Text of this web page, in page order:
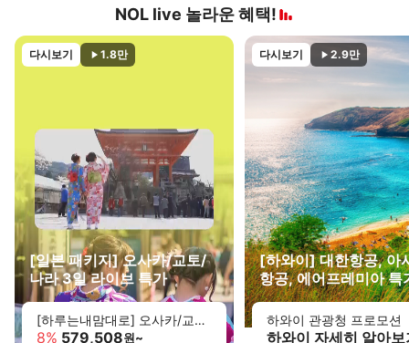
NOL live 놀라운 혜택!
다시보기 1.8만
[일본 패키지] 오사카/교토/
나라 3일 라이브 특가
[하루는내맘대로] 오사카/교토/나라 3일 (1일자유/3대특식/USJ선택가능)
8% 579,508원~
다시보기 2.9만
[하와이] 대한항공, 아
항공, 에어프레미아 특
하와이 관광청 프로모션
하와이 자세히 알아보